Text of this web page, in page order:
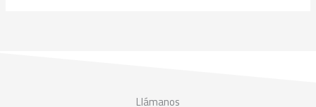
Llámanos